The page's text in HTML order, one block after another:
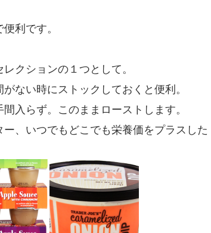
利です。
クションの１つとして。
ない時にストックしておくと便利。
入らず。このままローストします。
、いつでもどこでも栄養価をプラスした